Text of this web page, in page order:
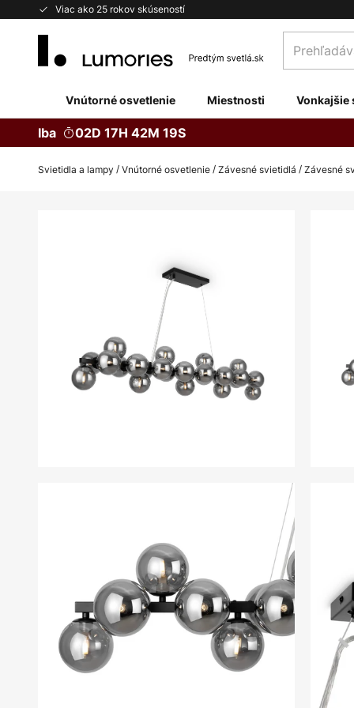
Viac ako 25 rokov skúseností
Skip
obchod
Vnútorné osvetlenie Miestnosti Vonkajšie
Iba 02D 17H 42M 18S
Svietidla a lampy Vnútorné osvetlenie Závesné svietidlá Závesné